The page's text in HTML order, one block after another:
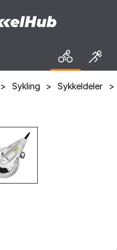
> Sykling > Sykkeldeler >